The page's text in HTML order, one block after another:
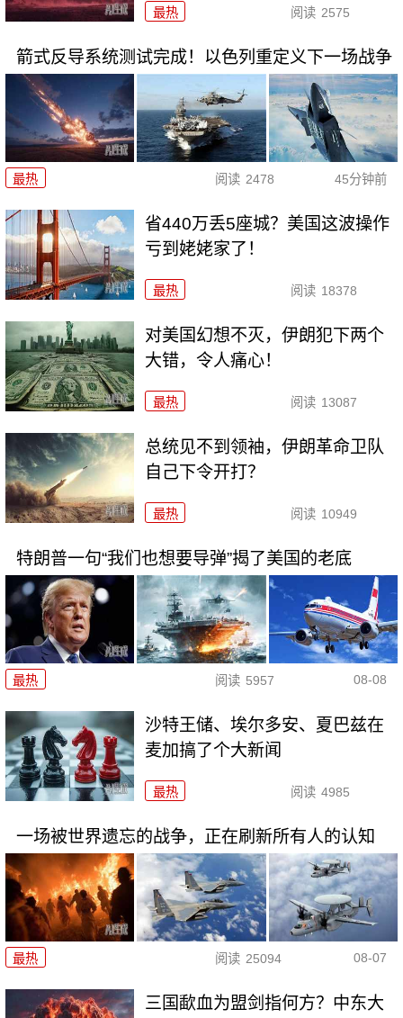
最热 阅读 2575
箭式反导系统测试完成！以色列重定义下一场战争
最热 阅读 2478 45分钟前
省440万丢5座城？美国这波操作
亏到姥姥家了！
最热 阅读 18378
对美国幻想不灭，伊朗犯下两个
大错，令人痛心！
最热 阅读 13087
总统见不到领袖，伊朗革命卫队
自己下令开打？
最热 阅读 10949
特朗普一句“我们也想要导弹”揭了美国的老底
最热 阅读 5957 08-08
沙特王储、埃尔多安、夏巴兹在
麦加搞了个大新闻
最热 阅读 4985
一场被世界遗忘的战争，正在刷新所有人的认知
最热 阅读 25094 08-07
三国歃血为盟剑指何方？中东大